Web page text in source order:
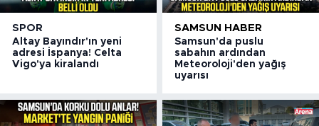
SPOR
Altay Bayındır'ın yeni
adresi İspanya! Celta
Vigo'ya kiralandı
SAMSUN HABER
Samsun'da puslu
sabahın ardından
Meteoroloji'den yağış
uyarısı